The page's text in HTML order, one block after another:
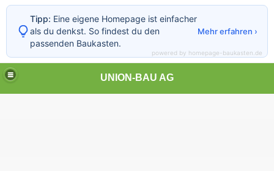
UNION-BAU AG
Tipp: Eine eigene Homepage ist einfacher
als du denkst. So findest du den
passenden Baukasten.
Mehr erfahren ›
powered by homepage-baukasten.de